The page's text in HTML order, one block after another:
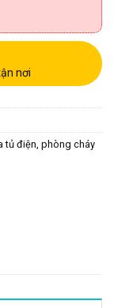
nơi
tủ điện phòng cháy